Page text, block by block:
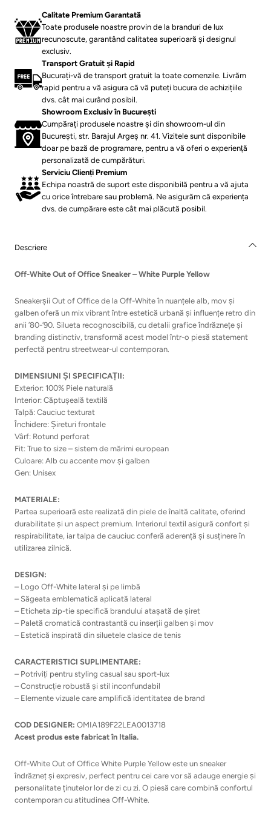
⁠Calitate Premium Garantată
Toate produsele noastre provin de la branduri de lux
recunoscute, garantând calitatea superioară și designul
exclusiv.
Transport Gratuit și Rapid
Bucurați-vă de transport gratuit la toate comenzile. Livrăm
rapid pentru a vă asigura că vă puteți bucura de achizițiile
dvs. cât mai curând posibil.
Showroom Exclusiv în București
Cumpărați produsele noastre și din showroom-ul din
București, str. Barajul Argeș nr. 41. Vizitele sunt disponibile
doar pe bază de programare, pentru a vă oferi o experiență
personalizată de cumpărături.
Serviciu Clienți Premium
Echipa noastră de suport este disponibilă pentru a vă ajuta
cu orice întrebare sau problemă. Ne asigurăm că experiența
dvs. de cumpărare este cât mai plăcută posibil.
Descriere
Off-White Out of Office Sneaker – White Purple Yellow
Sneakerșii Out of Office de la Off-White în nuanțele alb, mov și
galben oferă un mix vibrant între estetică urbană și influențe retro din
anii ’80-’90. Silueta recognoscibilă, cu detalii grafice îndrăznețe și
branding distinctiv, transformă acest model într-o piesă statement
perfectă pentru streetwear-ul contemporan.
DIMENSIUNI ȘI SPECIFICAȚII:
Exterior: 100% Piele naturală
Interior: Căptușeală textilă
Talpă: Cauciuc texturat
Închidere: Șireturi frontale
Vârf: Rotund perforat
Fit: True to size – sistem de mărimi european
Culoare: Alb cu accente mov și galben
Gen: Unisex
MATERIALE:
Partea superioară este realizată din piele de înaltă calitate, oferind
durabilitate și un aspect premium. Interiorul textil asigură confort și
respirabilitate, iar talpa de cauciuc conferă aderență și susținere în
utilizarea zilnică.
DESIGN:
– Logo Off-White lateral și pe limbă
– Săgeata emblematică aplicată lateral
– Eticheta zip-tie specifică brandului atașată de șiret
– Paletă cromatică contrastantă cu inserții galben și mov
– Estetică inspirată din siluetele clasice de tenis
CARACTERISTICI SUPLIMENTARE:
– Potriviți pentru styling casual sau sport-lux
– Construcție robustă și stil inconfundabil
– Elemente vizuale care amplifică identitatea de brand
COD DESIGNER: OMIA189F22LEA0013718
Acest produs este fabricat în Italia.
Off-White Out of Office White Purple Yellow este un sneaker
îndrăzneț și expresiv, perfect pentru cei care vor să adauge energie și
personalitate ținutelor lor de zi cu zi. O piesă care combină confortul
contemporan cu atitudinea Off-White.